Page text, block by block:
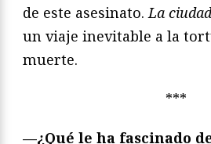
de este asesinato.La
un viaje inevitable a la
muerte.
***
—¿Qué le ha fascinado